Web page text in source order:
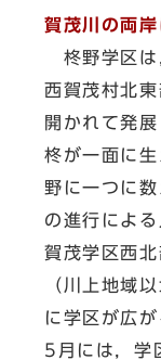
賀茂川の両岸
柊野学区は
西賀茂村北
開かれて発
柊が一面に
野に一つに
の進行によ
賀茂学区西
（川上地域
に学区が広
5月には，学